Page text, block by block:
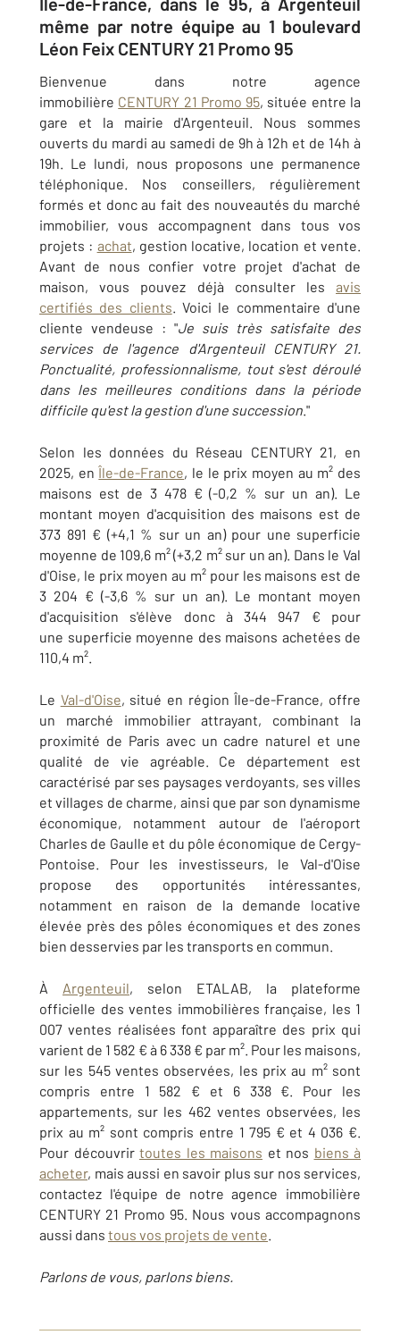
même par notre équipe au 1 boulevard
Léon Feix CENTURY 21 Promo 95
Bienvenue dans notre agence
immobilière CENTURY 21 Promo 95, située entre la
gare et la mairie d'Argenteuil. Nous sommes
ouverts du mardi au samedi de 9h à 12h et de 14h à
19h. Le lundi, nous proposons une permanence
téléphonique. Nos conseillers, régulièrement
formés et donc au fait des nouveautés du marché
immobilier, vous accompagnent dans tous vos
projets : achat, gestion locative, location et vente.
Avant de nous confier votre projet d'achat de
maison, vous pouvez déjà consulter les avis
certifiés des clients. Voici le commentaire d'une
cliente vendeuse : "Je suis très satisfaite des
services de l'agence d'Argenteuil CENTURY 21.
Ponctualité, professionnalisme, tout s'est déroulé
dans les meilleures conditions dans la période
difficile qu'est la gestion d'une succession."
Selon les données du Réseau CENTURY 21, en
2025, enÎle-de-France, le le prix moyen au m² des
maisons est de 3 478 € (-0,2 % sur un an). Le
montant moyen d'acquisition des maisons est de
373 891 € (+4,1 % sur un an) pour une superficie
moyenne de 109,6 m² (+3,2 m² sur un an). Dans le Val
d'Oise, le prix moyen au m² pour les maisons est de
3 204 € (-3,6 % sur un an). Le montant moyen
d'acquisition s'élève donc à 344 947 € pour
une superficie moyenne des maisons achetées de
110,4 m².
Le Val-d'Oise, situé en région Île-de-France, offre
un marché immobilier attrayant, combinant la
proximité de Paris avec un cadre naturel et une
qualité de vie agréable. Ce département est
caractérisé par ses paysages verdoyants, ses villes
et villages de charme, ainsi que par son dynamisme
économique, notamment autour de l'aéroport
Charles de Gaulle et du pôle économique de Cergy-
Pontoise. Pour les investisseurs, le Val-d'Oise
propose des opportunités intéressantes,
notamment en raison de la demande locative
élevée près des pôles économiques et des zones
bien desservies par les transports en commun.
À Argenteuil, selon ETALAB, la plateforme
officielle des ventes immobilières française, les 1
007 ventes réalisées font apparaître des prix qui
varient de 1 582 € à 6 338 € par m². Pour les maisons,
sur les 545 ventes observées, les prix au m² sont
compris entre 1 582 € et 6 338 €. Pour les
appartements, sur les 462 ventes observées, les
prix au m² sont compris entre 1 795 € et 4 036 €.
Pour découvrir toutes les maisons et nos biens à
acheter, mais aussi en savoir plus sur nos services,
contactez l'équipe de notre agence immobilière
CENTURY 21 Promo 95. Nous vous accompagnons
aussi dans tous vos projets de vente.
Parlons de vous, parlons biens.